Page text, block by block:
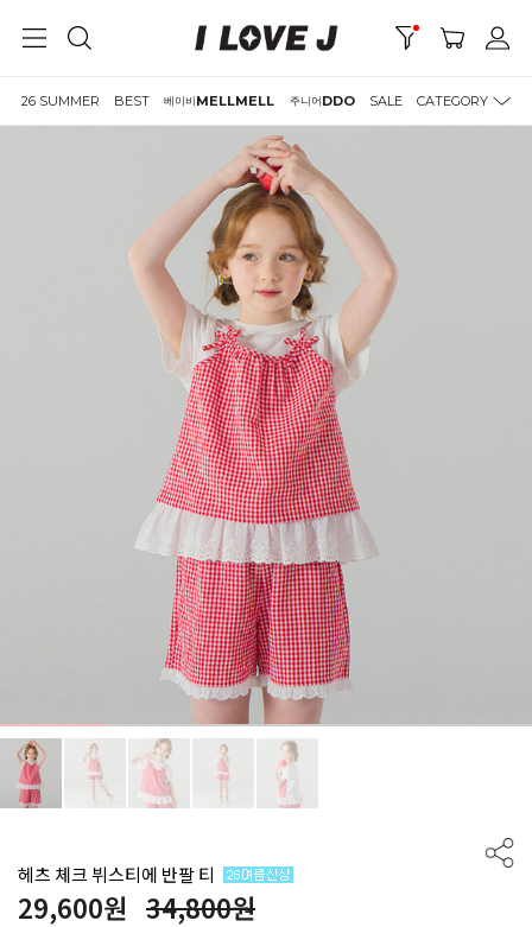
26 SUMMER BEST 베이비MELLMELL 주니어DDO SALE CATEGORY
헤츠 체크 뷔스티에 반팔 티
29,600원 34,800원